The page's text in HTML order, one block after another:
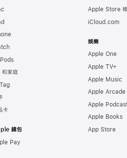
家庭
卡
錢包
Pay
Apple Store
iCloud.com
娛樂
Apple One
Apple TV+
Apple Music
Apple Arcade
Apple
Apple Books
App Store